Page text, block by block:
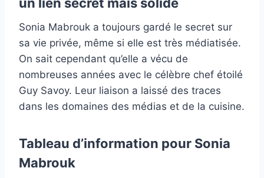
un lien secret mais solide
Sonia Mabrouk a toujours gardé le secret sur
sa vie privée, même si elle est très médiatisée.
On sait cependant qu’elle a vécu de
nombreuses années avec le célèbre chef étoilé
Guy Savoy. Leur liaison a laissé des traces
dans les domaines des médias et de la cuisine.
Tableau d’information pour Sonia
Mabrouk